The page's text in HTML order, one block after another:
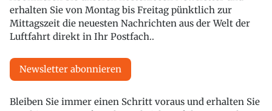
erhalten Sie von Montag bis Freitag pünktlich zur
Mittagszeit die neuesten Nachrichten aus der Welt der
Luftfahrt direkt in Ihr Postfach..
Newsletter abonnieren
Bleiben Sie immer einen Schritt voraus und erhalten Sie